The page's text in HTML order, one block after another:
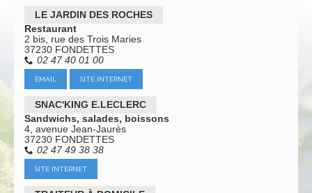
LE JARDIN DES ROCHES
Restaurant
2 bis, rue des Trois Maries
37230 FONDETTES
02 47 40 01 00
EMAIL SITE INTERNET
SNAC'KING E.LECLERC
Sandwichs, salades, boissons
4, avenue Jean-Jaurès
37230 FONDETTES
02 47 49 38 38
SITE INTERNET